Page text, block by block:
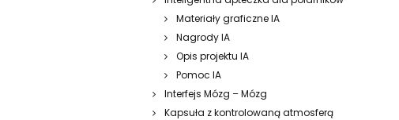
Materiały graficzne IA
Nagrody IA
Opis projektu IA
Pomoc IA
Interfejs Mózg – Mózg
Kapsuła z kontrolowaną atmosferą